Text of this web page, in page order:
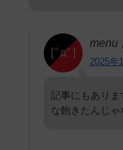
menu
2025年
記事にもあり
な飽きたんじゃ